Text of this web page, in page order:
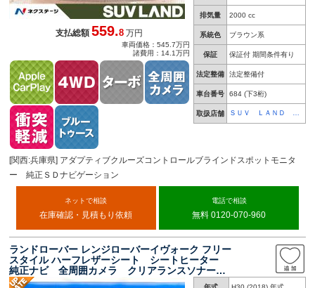
排気量 2000 cc
系統色 ブラウン系
保証 保証付 期間条件有り
法定整備 法定整備付
車台番号 684 (下3桁)
取扱店舗
ＳＵＶ ＬＡＮＤ 神
支払総額559.8 万円
車両価格：545.7万円
諸費用：14.1万円
[関西:兵庫県] アダプティブクルーズコントロールブラインドスポットモニタ
ー 純正ＳＤナビゲーション
ネットで相談
在庫確認・見積もり依頼
電話で相談
無料 0120-070-960
ランドローバー レンジローバーイヴォーク フリー
スタイル ハーフレザーシート シートヒーター
純正ナビ 全周囲カメラ クリアランスソナー
電動リア 純正１８インチアルミ Ｍｅｒｉｄｉ